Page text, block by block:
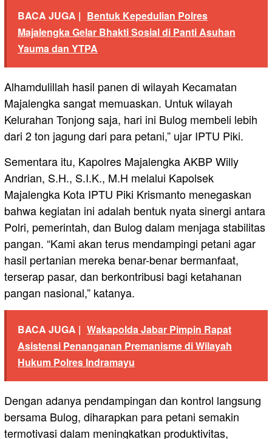
BACA JUGA | Bentuk Kepedulian Polres
Majalengka Gelar Bhakti Sosial di Panti Asuhan
Yauma dan YTPA
Alhamdulillah hasil panen di wilayah Kecamatan
Majalengka sangat memuaskan. Untuk wilayah
Kelurahan Tonjong saja, hari ini Bulog membeli lebih
dari 2 ton jagung dari para petani,” ujar IPTU Piki.
Sementara itu, Kapolres Majalengka AKBP Willy
Andrian, S.H., S.I.K., M.H melalui Kapolsek
Majalengka Kota IPTU Piki Krismanto menegaskan
bahwa kegiatan ini adalah bentuk nyata sinergi antara
Polri, pemerintah, dan Bulog dalam menjaga stabilitas
pangan. “Kami akan terus mendampingi petani agar
hasil pertanian mereka benar-benar bermanfaat,
terserap pasar, dan berkontribusi bagi ketahanan
pangan nasional,” katanya.
BACA JUGA | Wakapolda Jabar Pimpin Rapat
Asistensi Penanganan Premanisme di Wilayah
Hukum Polres Indramayu
Dengan adanya pendampingan dan kontrol langsung
bersama Bulog, diharapkan para petani semakin
termotivasi dalam meningkatkan produktivitas,